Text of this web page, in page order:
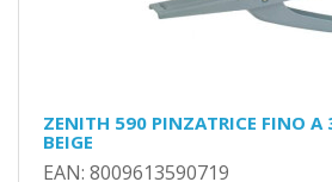
ZENITH 590 PINZATRICE FINO A
BEIGE
EAN: 8009613590719